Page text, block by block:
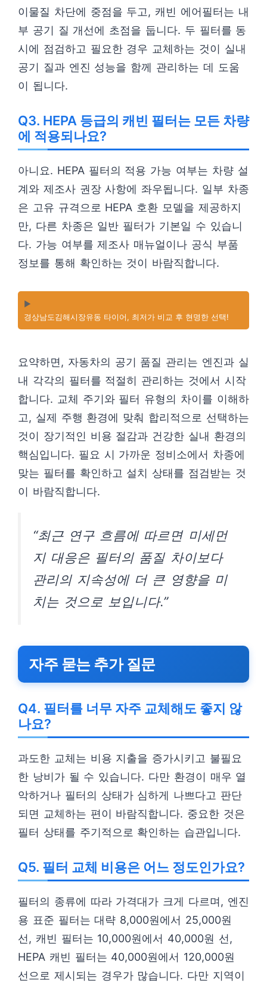
이물질 차단에 중점을 두고, 캐빈 에어필터는 내
부 공기 질 개선에 초점을 둡니다. 두 필터를 동
시에 점검하고 필요한 경우 교체하는 것이 실내
공기 질과 엔진 성능을 함께 관리하는 데 도움
이 됩니다.
Q3. HEPA 등급의 캐빈 필터는 모든 차량
에 적용되나요?
아니요. HEPA 필터의 적용 가능 여부는 차량 설
계와 제조사 권장 사항에 좌우됩니다. 일부 차종
은 고유 규격으로 HEPA 호환 모델을 제공하지
만, 다른 차종은 일반 필터가 기본일 수 있습니
다. 가능 여부를 제조사 매뉴얼이나 공식 부품
정보를 통해 확인하는 것이 바람직합니다.
▶️
경상남도김해시장유동 타이어, 최저가 비교 후 현명한 선택!
요약하면, 자동차의 공기 품질 관리는 엔진과 실
내 각각의 필터를 적절히 관리하는 것에서 시작
합니다. 교체 주기와 필터 유형의 차이를 이해하
고, 실제 주행 환경에 맞춰 합리적으로 선택하는
것이 장기적인 비용 절감과 건강한 실내 환경의
핵심입니다. 필요 시 가까운 정비소에서 차종에
맞는 필터를 확인하고 설치 상태를 점검받는 것
이 바람직합니다.
“최근 연구 흐름에 따르면 미세먼
지 대응은 필터의 품질 차이보다
관리의 지속성에 더 큰 영향을 미
치는 것으로 보입니다.”
자주 묻는 추가 질문
Q4. 필터를 너무 자주 교체해도 좋지 않
나요?
과도한 교체는 비용 지출을 증가시키고 불필요
한 낭비가 될 수 있습니다. 다만 환경이 매우 열
악하거나 필터의 상태가 심하게 나쁘다고 판단
되면 교체하는 편이 바람직합니다. 중요한 것은
필터 상태를 주기적으로 확인하는 습관입니다.
Q5. 필터 교체 비용은 어느 정도인가요?
필터의 종류에 따라 가격대가 크게 다르며, 엔진
용 표준 필터는 대략 8,000원에서 25,000원
선, 캐빈 필터는 10,000원에서 40,000원 선,
HEPA 캐빈 필터는 40,000원에서 120,000원
선으로 제시되는 경우가 많습니다. 다만 지역이